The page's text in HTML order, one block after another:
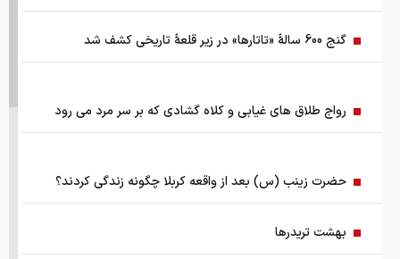
چقدر شد؟
مسئله فلسطین با تاکید رئیس جمهور
قیمت طلا ۱۸ عیار ۱۴ مرداد
گنج 600 سالۀ «تاتارها» در زیر قلعۀ تاریخی کشف شد
رواج طلاق های غیابی و کلاه گشادی که بر سر مرد می رود
حضرت زینب (س) بعد از واقعه کربلا چگونه زندگی کردند؟
بهشت تریدرها